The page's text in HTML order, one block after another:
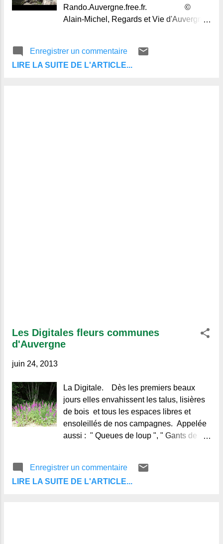
Rando.Auvergne.free.fr. ©
Alain-Michel, Regards et Vie d'Auvergne.
connaissent pas.
Enregistrer un commentaire
LIRE LA SUITE DE L'ARTICLE...
Les Digitales fleurs communes
d'Auvergne
juin 24, 2013
La Digitale. Dès les premiers beaux
jours elles envahissent les talus, lisières
de bois et tous les espaces libres et
ensoleillés de nos campagnes. Appelée
aussi : " Queues de loup ", " Gants de
répertoriées : Digitale pourpre, blanche,
laineuse, et même jaune. Mais...
Enregistrer un commentaire
LIRE LA SUITE DE L'ARTICLE...